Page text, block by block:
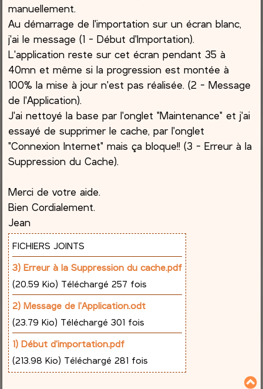
manuellement.
Au démarrage de l'importation sur un écran blanc,
j'ai le message (1 - Début d'Importation).
L'application reste sur cet écran pendant 35 à
40mn et même si la progression est montée à
100% la mise à jour n'est pas réalisée. (2 - Message
de l'Application).
J'ai nettoyé la base par l'onglet "Maintenance" et j'ai
essayé de supprimer le cache, par l'onglet
"Connexion Internet" mais ça bloque!! (3 - Erreur à la
Suppression du Cache).
Merci de votre aide.
Bien Cordialement.
Jean
FICHIERS JOINTS
3) Erreur à la Suppression du cache.pdf
(20.59 Kio) Téléchargé 257 fois
2) Message de l'Application.odt
(23.79 Kio) Téléchargé 301 fois
1) Début d'importation.pdf
(213.98 Kio) Téléchargé 281 fois